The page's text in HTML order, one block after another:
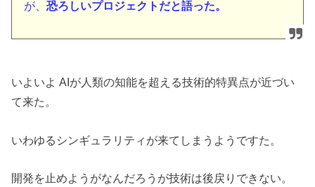
が、恐ろしいプロジェクトだと語った。
いよいよ AIが人類の知能を超える技術的特異点が近づい
て来た。
いわゆるシンギュラリティが来てしまうようですた。
開発を止めようがなんだろうが技術は後戻りできない。